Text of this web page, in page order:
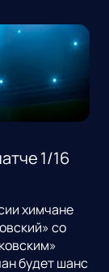
1/16
химчане
со
будет шанс